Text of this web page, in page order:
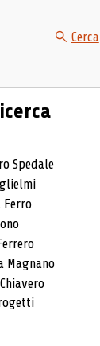
Cerca
Spedale
Ferro
Magnano